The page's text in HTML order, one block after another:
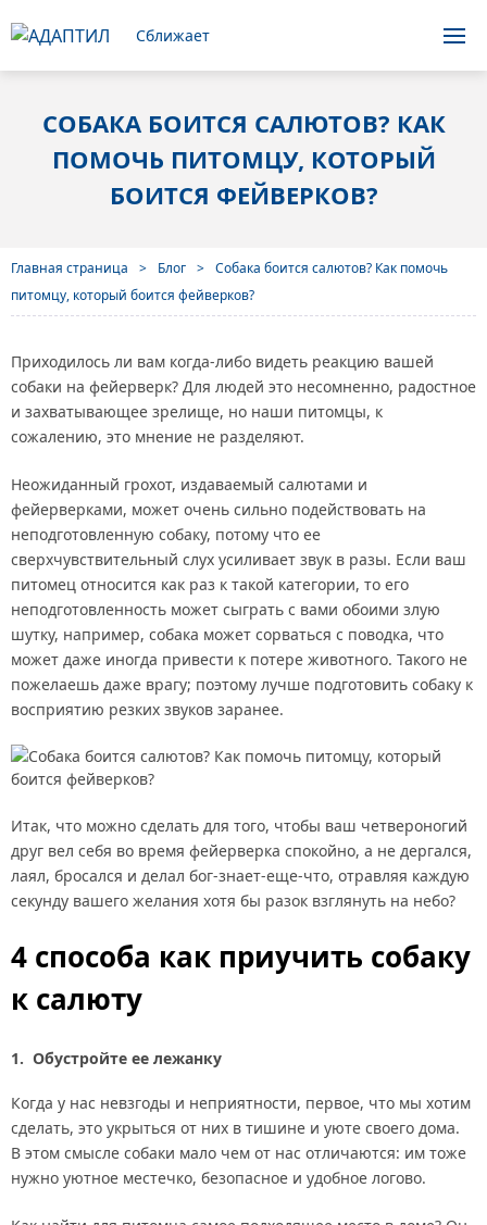
Сближает
СОБАКА БОИТСЯ САЛЮТОВ? КАК
ПОМОЧЬ ПИТОМЦУ, КОТОРЫЙ
БОИТСЯ ФЕЙВЕРКОВ?
Главная страница Блог
Собака боится салютов? Как помочь
питомцу, который боится фейверков?
Приходилось ли вам когда-либо видеть реакцию вашей
собаки на фейерверк? Для людей это несомненно, радостное
и захватывающее зрелище, но наши питомцы, к
сожалению, это мнение не разделяют.
Неожиданный грохот, издаваемый салютами и
фейерверками, может очень сильно подействовать на
неподготовленную собаку, потому что ее
сверхчувствительный слух усиливает звук в разы. Если ваш
питомец относится как раз к такой категории, то его
неподготовленность может сыграть с вами обоими злую
шутку, например, собака может сорваться с поводка, что
может даже иногда привести к потере животного. Такого не
пожелаешь даже врагу; поэтому лучше подготовить собаку к
восприятию резких звуков заранее.
Итак, что можно сделать для того, чтобы ваш четвероногий
друг вел себя во время фейерверка спокойно, а не дергался,
лаял, бросался и делал бог-знает-еще-что, отравляя каждую
секунду вашего желания хотя бы разок взглянуть на небо?
4 способа как приучить собаку
к салюту
1. Обустройте ее лежанку
Когда у нас невзгоды и неприятности, первое, что мы хотим
сделать, это укрыться от них в тишине и уюте своего дома.
В этом смысле собаки мало чем от нас отличаются: им тоже
нужно уютное местечко, безопасное и удобное логово.